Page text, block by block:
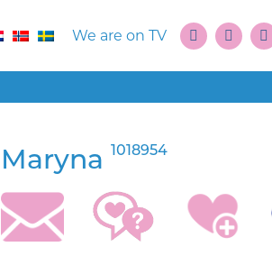
We are on TV
Maryna 1018954